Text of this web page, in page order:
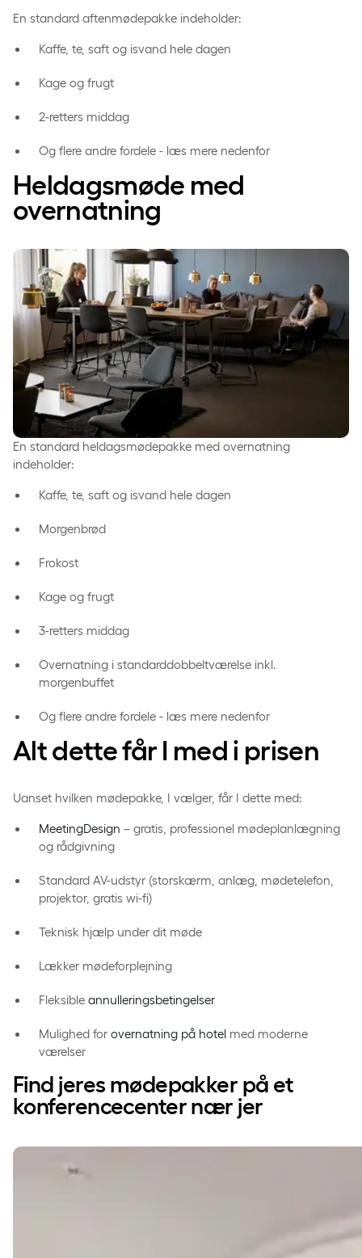
En standard aftenmødepakke indeholder:
Kaffe, te, saft og isvand hele dagen
Kage og frugt
2-retters middag
Og flere andre fordele - læs mere nedenfor
Heldagsmøde med
overnatning
En standard heldagsmødepakke med overnatning
indeholder:
Kaffe, te, saft og isvand hele dagen
Morgenbrød
Frokost
Kage og frugt
3-retters middag
Overnatning i standarddobbeltværelse inkl.
morgenbuffet
Og flere andre fordele - læs mere nedenfor
Alt dette får I med i prisen
Uanset hvilken mødepakke, I vælger, får I dette med:
MeetingDesign – gratis, professionel mødeplanlægning
og rådgivning
Standard AV-udstyr (storskærm, anlæg, mødetelefon,
projektor, gratis wi-fi)
Teknisk hjælp under dit møde
Lækker mødeforplejning
Fleksible annulleringsbetingelser
Mulighed for overnatning på hotel med moderne
værelser
Find jeres mødepakker på et
konferencecenter nær jer
Mødelokaler og konference i Jylland